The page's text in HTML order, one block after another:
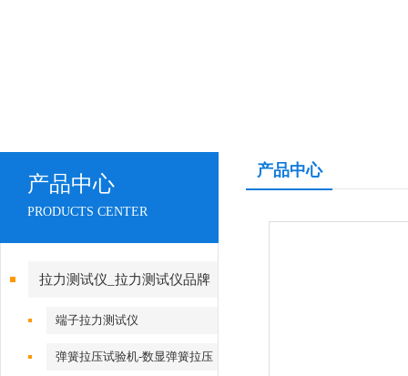
产品中心
PRODUCTS CENTER
拉力测试仪_拉力测试仪品牌
端子拉力测试仪
弹簧拉压试验机-数显弹簧拉压
产品中心